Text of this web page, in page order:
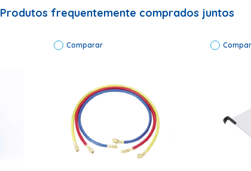
Produtos frequentemente comprados juntos
Comparar